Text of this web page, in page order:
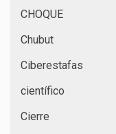
CHOQUE
Chubut
Ciberestafas
científico
Cierre